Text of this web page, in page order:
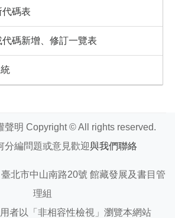
碼表
碼新增、修訂一覽表
聲明 Copyright © All rights reserved.
分編問題或意見歡迎與我們聯絡
北市中山南路20號 館藏發展及書目管
理組
者以「非相容性檢視」瀏覽本網站